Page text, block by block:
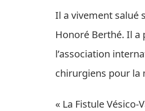
Il a vivement salué
Honoré Berthé. Il a
l’association
chirurgiens pour la
« La Fistule